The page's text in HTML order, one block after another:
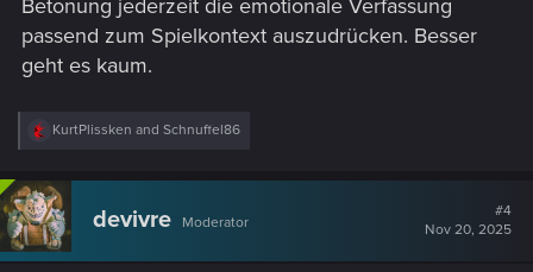
Betonung jederzeit die emotionale Verfassung
passend zum Spielkontext auszudrücken. Besser
geht es kaum.
R
c
t
i
o
n
KurtPlissken and Schnuffel86
devivre Moderator
#4
Nov 20, 2025